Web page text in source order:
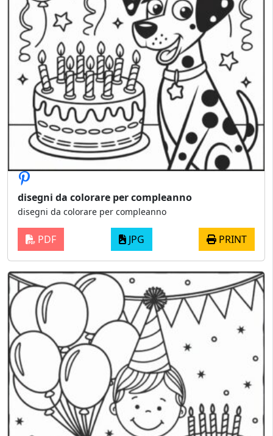
disegni da colorare per compleanno
disegni da colorare per compleanno
PDF JPG PRINT